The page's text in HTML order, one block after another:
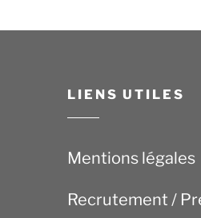
LIENS UTILES
Mentions légales
Recrutement /